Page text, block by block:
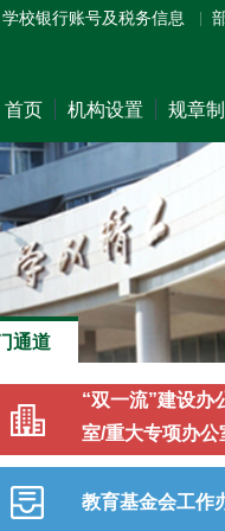
学校银行账号及税务信息
首页 机构设置 规章
通道
“双一流”建设办
室/重大专项办公
教育基金会工作